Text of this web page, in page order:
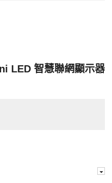
LED 智慧聯網顯示器